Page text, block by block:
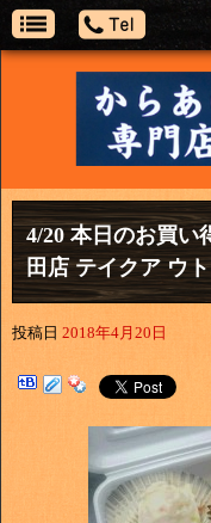
4/20 本日のお買い
田店 テイクア ウ
投稿日 2018年4月20日